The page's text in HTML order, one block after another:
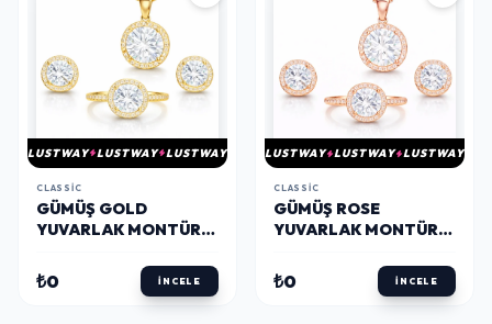
LUSTWAY LUSTWAY LUSTWAY
CLASSIC
GÜMÜŞ GOLD
YUVARLAK MONTÜR
₺0 İNCELE
LUSTWAY LUSTWAY LUSTWAY
CLASSIC
GÜMÜŞ ROSE
YUVARLAK MONTÜR
₺0 İNCELE